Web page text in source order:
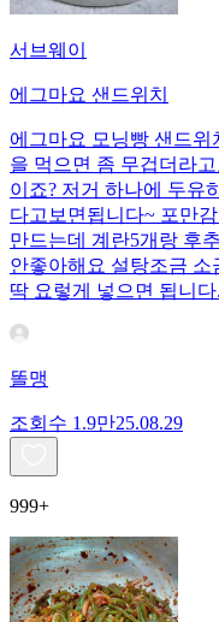
서브웨이
에그마요 샌드위치
에그마요 모닝빵 샌드
을 먹으면 좀 무겁더라
이죠? 저거 하나에 두유
다고보면됩니다~ 포만
만드는데 계란5개랑 후
안좋아해요 설탕조금
딱 요렇게 넣으면 됩니다.
똘맹
조회수 1.9만25.08.29
999+